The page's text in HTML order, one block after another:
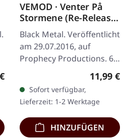
Preis:
VEMOD · Venter På
Stormene (Re-Release)
| DIGIPAK CD
Black Metal. Veröffentlicht
am 29.07.2016, auf
Prophecy Productions. 6-
teilige Digipak, 16-seitiges
Booklet auf Norwegisch,
Englisch, Deutsch,
Album…
11,99 €
Sofort verfügbar,
Lieferzeit: 1-2 Werktage
HINZUFÜGEN